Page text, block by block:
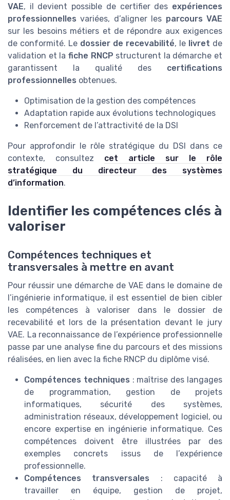
VAE, il devient possible de certifier des expériences
professionnelles variées, d’aligner les parcours VAE
sur les besoins métiers et de répondre aux exigences
de conformité. Le dossier de recevabilité, le livret de
validation et la fiche RNCP structurent la démarche et
garantissent la qualité des certifications
professionnelles obtenues.
Optimisation de la gestion des compétences
Adaptation rapide aux évolutions technologiques
Renforcement de l’attractivité de la DSI
Pour approfondir le rôle stratégique du DSI dans ce
contexte, consultez cet article sur le rôle
stratégique du directeur des systèmes
d’information.
Identifier les compétences clés à
valoriser
Compétences techniques et
transversales à mettre en avant
Pour réussir une démarche de VAE dans le domaine de
l’ingénierie informatique, il est essentiel de bien cibler
les compétences à valoriser dans le dossier de
recevabilité et lors de la présentation devant le jury
VAE. La reconnaissance de l’expérience professionnelle
passe par une analyse fine du parcours et des missions
réalisées, en lien avec la fiche RNCP du diplôme visé.
Compétences techniques : maîtrise des langages
de programmation, gestion de projets
informatiques, sécurité des systèmes,
administration réseaux, développement logiciel, ou
encore expertise en ingénierie informatique. Ces
compétences doivent être illustrées par des
exemples concrets issus de l’expérience
professionnelle.
Compétences transversales : capacité à
travailler en équipe, gestion de projet,